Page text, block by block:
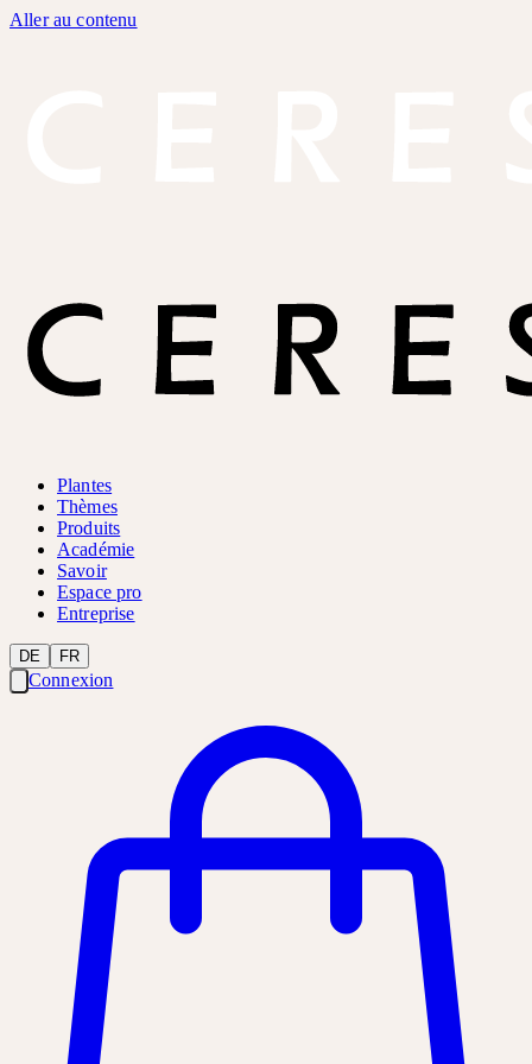
Aller au contenu
Plantes
Thèmes
Produits
Académie
Savoir
Espace pro
Entreprise
DE FR
Connexion